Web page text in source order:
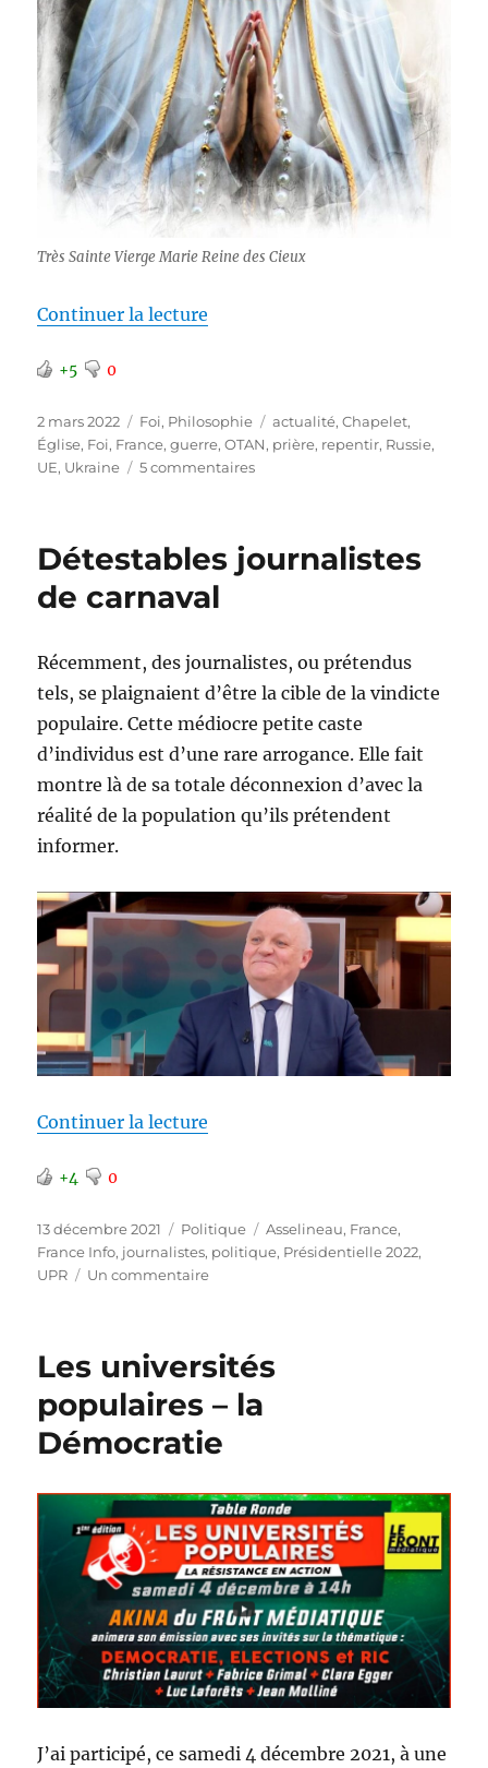
Très Sainte Vierge Marie Reine des Cieux
Continuer la lecture
+5 0
Publié
le
2 mars 2022 Catégories
Foi, Philosophie Étiquettes
actualité,Chapelet,
Église, Foi, France,guerre,OTAN, prière, repentir, Russie,
UE, Ukraine 5 commentairessur
pour
Détestables journalistes
de carnaval
Récemment, des journalistes, ou prétendus
tels, se plaignaient d’être la cible de la vindicte
populaire. Cette médiocre petite caste
d’individus est d’une rare arrogance. Elle fait
montre là de sa totale déconnexion d’avec la
réalité de la population qu’ils prétendent
informer.
Continuer la lecture
+4 0
Publié
le
13 décembre 2021 Catégories
Politique Étiquettes
Asselineau, France,
France Info, journalistes, politique, Présidentielle 2022,
UPR
Un commentairesur
carnaval
Les universités
populaires – la
Démocratie
J’ai participé, ce samedi 4 décembre 2021, à une